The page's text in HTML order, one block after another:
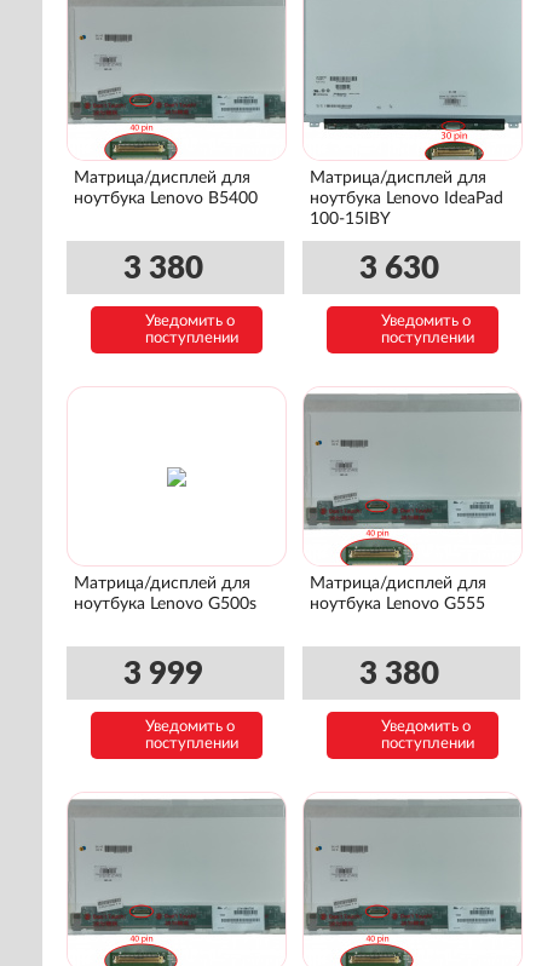
Матрица/дисплей для
ноутбука Lenovo B5400
3 380
Уведомить о
поступлении
Матрица/дисплей для
ноутбука Lenovo IdeaPad
100-15IBY
3 630
Уведомить о
поступлении
Матрица/дисплей для
ноутбука Lenovo G500s
3 999
Уведомить о
поступлении
Матрица/дисплей для
ноутбука Lenovo G555
3 380
Уведомить о
поступлении